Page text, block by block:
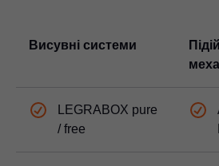
Висувні системи
LEGRABOX pure
/ free